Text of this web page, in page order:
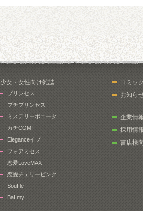
少女・女性向け雑誌
プリンセス
プチプリンセス
ミステリーボニータ
カチCOMI
Eleganceイブ
フォアミセス
恋愛LoveMAX
恋愛チェリーピンク
Souffle
BaLmy
コミッ
お知ら
企業情
採用情
書店様